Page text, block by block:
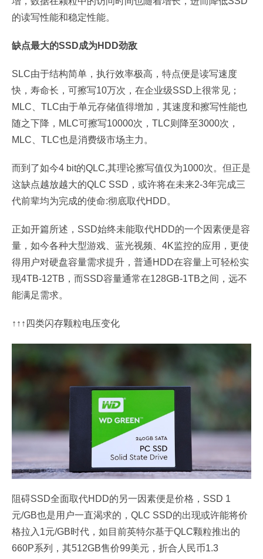
的读写性能和稳定性能。
缺点最大的SSD成为HDD劲敌
SLC由于结构简单，执行效率极高，特点便是读写速度
快，寿命长，可擦写10万次，在企业级SSD上很常见；
MLC、TLC由于单元存储值得增加，其速度和擦写性能也
随之下降，MLC可擦写10000次，TLC则降至3000次，
MLC、TLC也是消费级市场主力。
而到了如今4 bit的QLC,其理论擦写值仅为1000次。但正是
这缺点越放越大的QLC SSD，或许将在未来2-3年完成三
代前辈均为完成的使命:彻底取代HDD。
正如开篇所述，SSD始终未能取代HDD的一个因素便是容
量，如今各种大型游戏、蓝光视频、4K监控的应用，更使
得用户对硬盘容量需求提升，普通HDD在容量上可轻松实
现4TB-12TB，而SSD容量通常在128GB-1TB之间，远不
能满足需求。
↑↑↑四类闪存颗粒电压变化
阻碍SSD全面取代HDD的另一因素便是价格，SSD 1
元/GB也是用户一直渴求的，QLC SSD的出现或许能将价
格拉入1元/GB时代，如目前英特尔基于QLC颗粒推出的
660P系列，其512GB售价99美元，折合人民币1.3